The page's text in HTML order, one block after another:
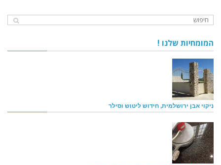
המומחיות שלנו !
ניקוי אבן ירושלמית, חידוש ליטוש וסילר